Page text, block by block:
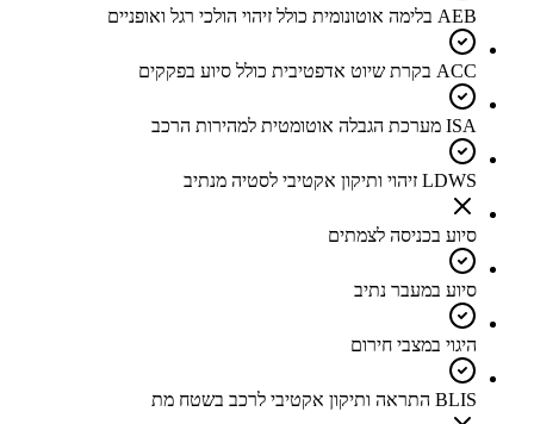
AEB בלימה אוטונומית כולל זיהוי הולכי רגל ואופניים
ACC בקרת שיוט אדפטיבית כולל סיוע בפקקים
ISA מערכת הגבלה אוטומטית למהירות הרכב
LDWS זיהוי ותיקון אקטיבי לסטיה מנתיב
סיוע בכניסה לצמתים
סיוע במעבר נתיב
היגוי במצבי חירום
BLIS התראה ותיקון אקטיבי לרכב בשטח מת